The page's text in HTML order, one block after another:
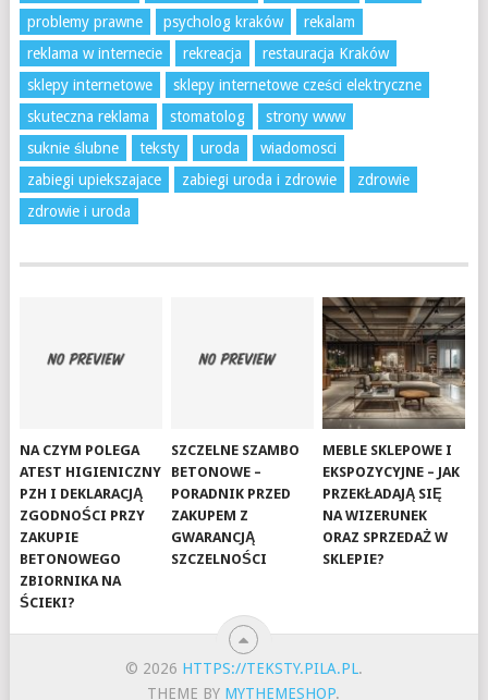
problemy prawne
psycholog kraków
rekalam
reklama w internecie
rekreacja
restauracja Kraków
sklepy internetowe
sklepy internetowe cześci elektryczne
skuteczna reklama
stomatolog
strony www
suknie ślubne
teksty uroda
wiadomosci
zabiegi upiekszajace
zabiegi uroda i zdrowie
zdrowie
zdrowie i uroda
NA CZYM POLEGA
ATEST HIGIENICZNY
PZH I DEKLARACJĄ
ZGODNOŚCI PRZY
ZAKUPIE
BETONOWEGO
ZBIORNIKA NA
ŚCIEKI?
SZCZELNE SZAMBO
BETONOWE –
PORADNIK PRZED
ZAKUPEM Z
GWARANCJĄ
SZCZELNOŚCI
MEBLE SKLEPOWE I
EKSPOZYCYJNE – JAK
PRZEKŁADAJĄ SIĘ
NA WIZERUNEK
ORAZ SPRZEDAŻ W
SKLEPIE?
© 2026 HTTPS://TEKSTY.PILA.PL.
THEME BY MYTHEMESHOP.